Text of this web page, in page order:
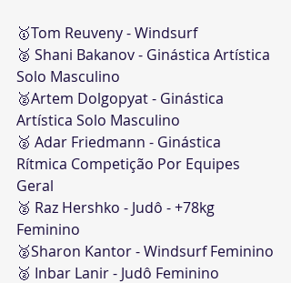
🥇Tom Reuveny - Windsurf
🥈 Shani Bakanov - Ginástica Artística
Solo Masculino
🥈Artem Dolgopyat - Ginástica
Artística Solo Masculino
🥈 Adar Friedmann - Ginástica
Rítmica Competição Por Equipes
Geral
🥈 Raz Hershko - Judô - +78kg
Feminino
🥈Sharon Kantor - Windsurf Feminino
🥈 Inbar Lanir - Judô Feminino